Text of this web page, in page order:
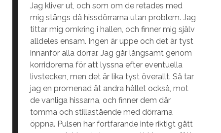
Jag kliver ut, och som om de retades med
mig stängs då hissdörrarna utan problem. Jag
tittar mig omkring i hallen, och finner mig själv
alldeles ensam. Ingen är uppe och det är tyst
innanför alla dörrar. Jag går långsamt genom
korridorerna för att lyssna efter eventuella
livstecken, men det är lika tyst överallt. Så tar
jag en promenad åt andra hållet också, mot
de vanliga hissarna, och finner dem där
tomma och stillastående med dörrarna
öppna. Pulsen har fortfarande inte riktigt gått